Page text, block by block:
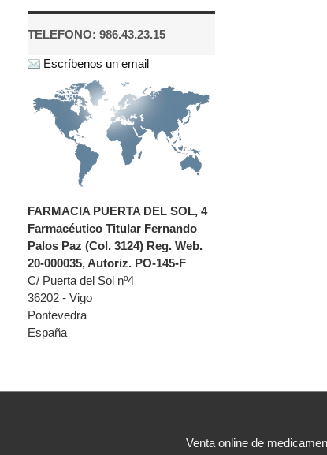
TELEFONO: 986.43.23.15
Escríbenos un email
FARMACIA PUERTA DEL SOL, 4
Farmacéutico Titular Fernando
Palos Paz (Col. 3124) Reg. Web.
20-000035, Autoriz. PO-145-F
C/ Puerta del Sol nº4
36202 - Vigo
Pontevedra
España
Venta online de